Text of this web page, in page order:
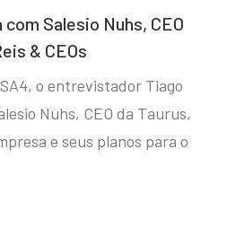
Salesio Nuhs, CEO
& CEOs
o entrevistador Tiago
Nuhs, CEO da Taurus,
e seus planos para o